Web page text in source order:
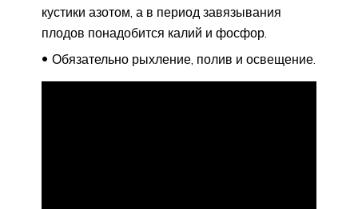
кустики азотом, а в период завязывания
плодов понадобится калий и фосфор.
Обязательно рыхление, полив и освещение.